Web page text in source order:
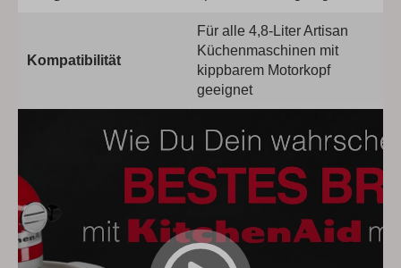
Kompatibilität
Für alle 4,8-Liter Artisan
Küchenmaschinen mit
kippbarem Motorkopf
geeignet